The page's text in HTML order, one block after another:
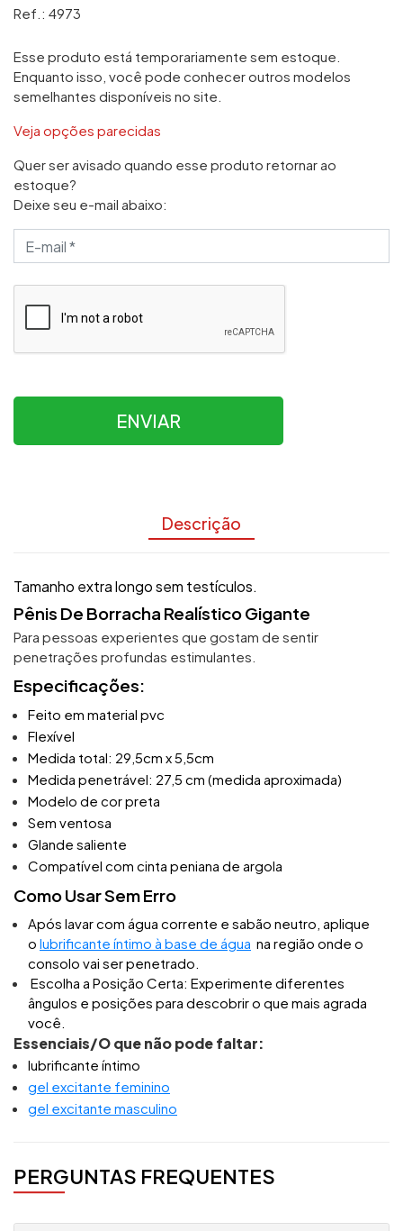
Ref.: 4973
Esse produto está temporariamente sem estoque.
Enquanto isso, você pode conhecer outros modelos
semelhantes disponíveis no site.
Veja opções parecidas
Quer ser avisado quando esse produto retornar ao
estoque?
Deixe seu e-mail abaixo:
ENVIAR
Descrição
Tamanho extra longo sem testículos.
Pênis De Borracha Realístico Gigante
Para pessoas experientes que gostam de sentir
penetrações profundas estimulantes.
Especificações:
Feito em material pvc
Flexível
Medida total: 29,5cm x 5,5cm
Medida penetrável: 27,5 cm (medida aproximada)
Modelo de cor preta
Sem ventosa
Glande saliente
Compatível com cinta peniana de argola
Como Usar Sem Erro
Após lavar com água corrente e sabão neutro, aplique
o lubrificante íntimo à base de água na região onde o
consolo vai ser penetrado.
Escolha a Posição Certa: Experimente diferentes
ângulos e posições para descobrir o que mais agrada
você.
Essenciais/O que não pode faltar:
lubrificante íntimo
gel excitante feminino
gel excitante masculino
PERGUNTAS FREQUENTES